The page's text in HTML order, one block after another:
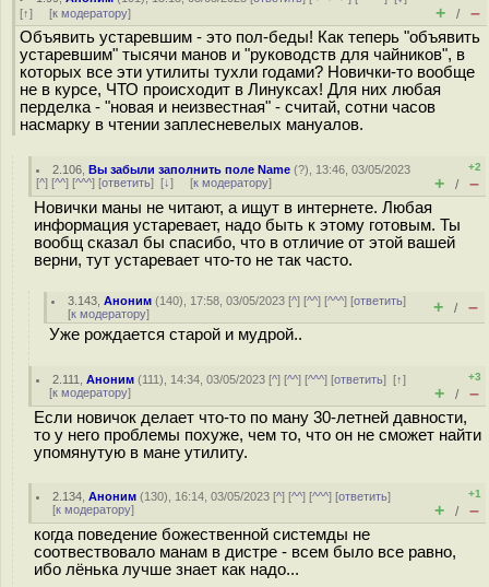
[↑] [к модератору] + / –
Объявить устаревшим - это пол-беды! Как теперь "объявить
устаревшим" тысячи манов и "руководств для чайников", в
которых все эти утилиты тухли годами? Новички-то вообще
не в курсе, ЧТО происходит в Линуксах! Для них любая
перделка - "новая и неизвестная" - считай, сотни часов
насмарку в чтении заплесневелых мануалов.
2.106 ,Вы забыли заполнить поле Name (?), 13:46, 03/05/2023
[^] [^^] [^^^] [ответить] [↓] [к модератору]
+2
+ / –
Новички маны не читают, а ищут в интернете. Любая
информация устаревает, надо быть к этому готовым. Ты
вообщ сказал бы спасибо, что в отличие от этой вашей
верни, тут устаревает что-то не так часто.
3.143 ,Аноним (140), 17:58, 03/05/2023 [^] [^^] [^^^] [ответить]
[к модератору] + / –
Уже рождается старой и мудрой..
2.111 ,Аноним (111), 14:34, 03/05/2023 [^] [^^] [^^^] [ответить][↑]
[к модератору]
+3
+ / –
Если новичок делает что-то по ману 30-летней давности,
то у него проблемы похуже, чем то, что он не сможет найти
упомянутую в мане утилиту.
2.134 ,Аноним (130), 16:14, 03/05/2023 [^] [^^] [^^^] [ответить]
[к модератору]
+1
+ / –
когда поведение божественной системды не
соотвествовало манам в дистре - всем было все равно,
ибо лёнька лучше знает как надо...